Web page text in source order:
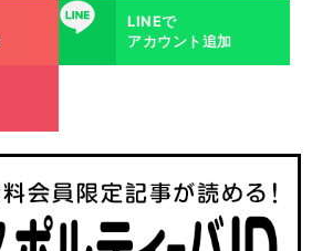
LINE
LINEで
アカウント追加